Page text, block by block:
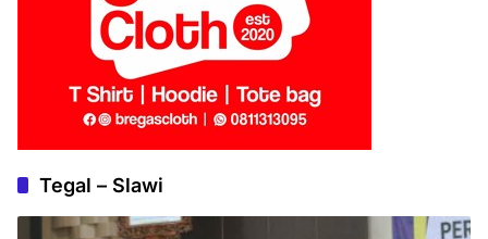
Tegal – Slawi